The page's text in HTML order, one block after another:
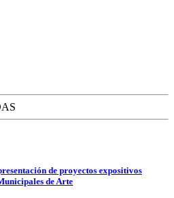
de proyectos expositivos
de Arte